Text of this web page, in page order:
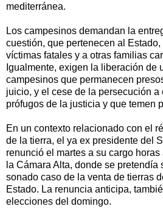
mediterránea.
Los campesinos demandan la
cuestión, que pertenecen al
víctimas fatales y a otras familias
Igualmente, exigen la liberación de
campesinos que permanecen
juicio, y el cese de la persecución a
prófugos de la justicia y que temen
En un contexto relacionado con el
de la tierra, el ya ex presidente del
renunció el martes a su cargo
la Cámara Alta, donde se pretendía
sonado caso de la venta de tierras
Estado. La renuncia anticipa,
elecciones del domingo.